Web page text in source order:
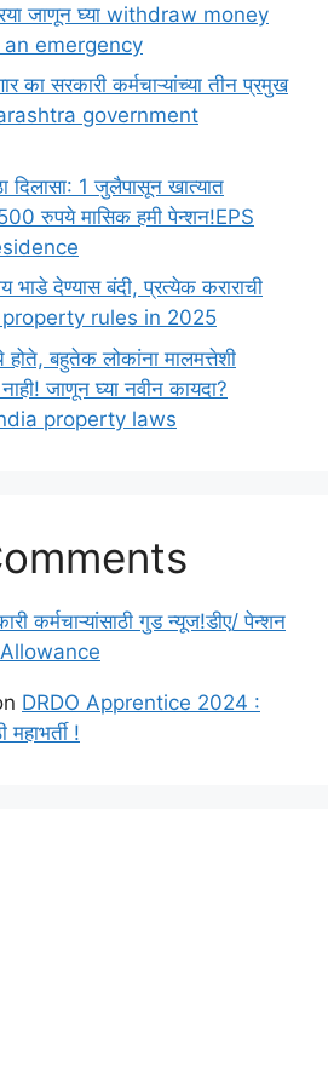
जाणून घ्या withdraw money
emergency
का सरकारी कर्मचाऱ्यांच्या तीन प्रमुख
government
दिलासा: 1 जुलैपासून खात्यात
रुपये मासिक हमी पेन्शन!EPS
भाडे देण्यास बंदी, प्रत्येक कराराची
property rules in 2025
होते, बहुतेक लोकांना मालमत्तेशी
जाणून घ्या नवीन कायदा?
property laws
कर्मचाऱ्यांसाठी गुड न्यूज!डीए/ पेन्शन
DRDO Apprentice 2024 :
!